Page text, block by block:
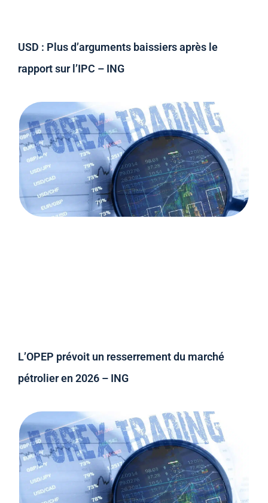
USD : Plus d’arguments baissiers après le
rapport sur l’IPC – ING
L’OPEP prévoit un resserrement du marché
pétrolier en 2026 – ING